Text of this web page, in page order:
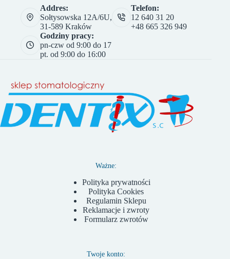
Addres:
Sołtysowska 12A/6U,
31-589 Kraków
Telefon:
12 640 31 20
+48 665 326 949
Godziny pracy:
pn-czw od 9:00 do 17
pt. od 9:00 do 16:00
Ważne:
Polityka prywatności
Polityka Cookies
Regulamin Sklepu
Reklamacje i zwroty
Formularz zwrotów
Twoje konto: